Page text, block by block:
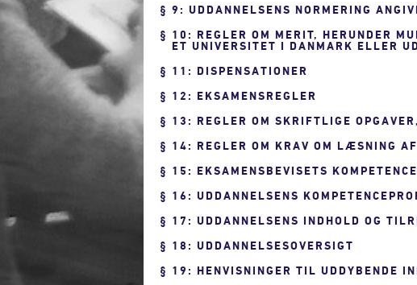
9: UDDANNELSENS NORMERING
10: REGLER OM MERIT, HERUNDER
ET UNIVERSITET I DANMARK ELLER
11: DISPENSATIONER
12: EKSAMENSREGLER
13: REGLER OM SKRIFTLIGE
14: REGLER OM KRAV OM LÆSNING
15: EKSAMENSBEVISETS
16: UDDANNELSENS
17: UDDANNELSENS INDHOLD OG
18: UDDANNELSESOVERSIGT
19: HENVISNINGER TIL UDDYBENDE